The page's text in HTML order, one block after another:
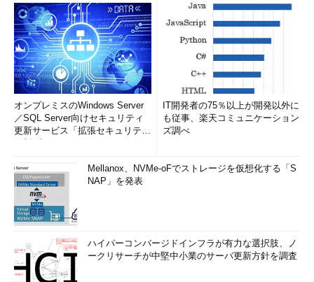
の数（リスト1の場合は、4）に+1にした数を使った方が、
UBound関数を呼び出す分の処理時間を短縮できる。
読み込むCSVファイルの行数によっては、処理時間が大きく変
わってくるので、汎用性とのバランスを取る必要があるが、状況
によって使い分けてほしい。
要素1つ1つが「"」（ダブルクォーテーション）で囲まれて
いる場合
下記のように要素1つ1つが「"」（ダブルクォーテーション）
で囲まれている場合もある。「"330,440円"」のようにカンマが
入った文字列が要素の1つになるデータもあるからだ。このよう
な場合は、
Replace関数
対応してほしい。
"氏名","性別","年齢","住所","勤務先"
"遠藤蘭"
オンプレミスのWindows Server
／SQL Server向けセキュリティ
更新サービス「拡張セキュリティ
IT開発者の75％以上が開発以外に
も従事、楽天コミュニケーション
ズ調べ
Mellanox、NVMe-oFでストレージを仮想化する「S
NAP」を発表
ハイパーコンバージドインフラが有力な選択肢、ノ
ークリサーチが中堅中小業のサーバ更新方針を調査